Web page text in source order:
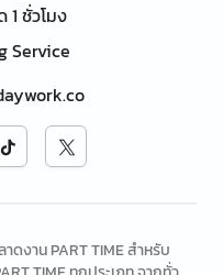
1 ชั่วโมง
Service
งาน PART TIME สำหรับ